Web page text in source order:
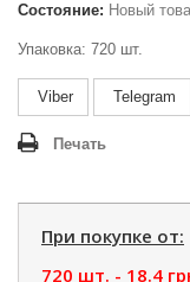
Состояние: Новый
Упаковка: 720 шт.
Viber Telegram
Печать
При покупке от:
720 шт. - 18.4